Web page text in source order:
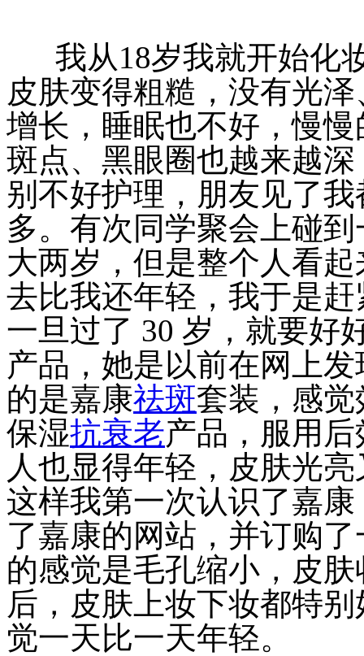
我从18岁我就开始化
皮肤变得粗糙，没有光
增长，睡眠也不好，慢
斑点、黑眼圈也越来越
别不好护理，朋友见了
多。有次同学聚会上碰
大两岁，但是整个人看
去比我还年轻，我于是
一旦过了 30 岁，就要好
产品，她是以前在网上
的是嘉康祛斑套装，感
保湿抗衰老产品，服用
人也显得年轻，皮肤光
这样我第一次认识了嘉
了嘉康的网站，并订购
的感觉是毛孔缩小，皮
后，皮肤上妆下妆都特
觉一天比一天年轻。